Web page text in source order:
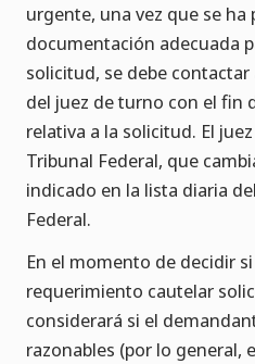
urgente, una vez que se ha
documentación adecuada
solicitud, se debe contactar
del juez de turno con el fin
relativa a la solicitud. El
Tribunal Federal, que
indicado en la lista diaria
Federal.
En el momento de decidir
requerimiento cautelar
considerará si el
razonables (por lo general,